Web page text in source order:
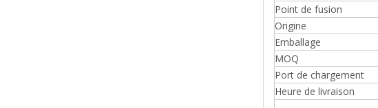
Point de fusion
Origine
Emballage
MOQ
Port de chargement
Heure de livraison